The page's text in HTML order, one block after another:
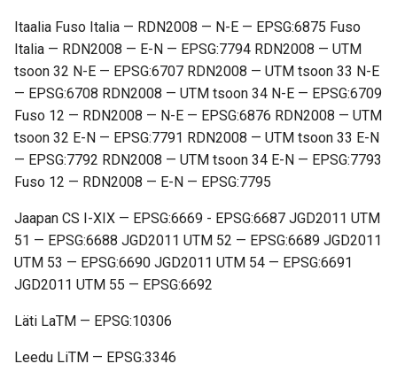
Itaalia Fuso Italia — RDN2008 — N-E — EPSG:6875 Fuso
Italia — RDN2008 — E-N — EPSG:7794 RDN2008 — UTM
tsoon 32 N-E — EPSG:6707 RDN2008 — UTM tsoon 33 N-E
— EPSG:6708 RDN2008 — UTM tsoon 34 N-E — EPSG:6709
Fuso 12 — RDN2008 — N-E — EPSG:6876 RDN2008 — UTM
tsoon 32 E-N — EPSG:7791 RDN2008 — UTM tsoon 33 E-N
— EPSG:7792 RDN2008 — UTM tsoon 34 E-N — EPSG:7793
Fuso 12 — RDN2008 — E-N — EPSG:7795
Jaapan CS I-XIX — EPSG:6669 - EPSG:6687 JGD2011 UTM
51 — EPSG:6688 JGD2011 UTM 52 — EPSG:6689 JGD2011
UTM 53 — EPSG:6690 JGD2011 UTM 54 — EPSG:6691
JGD2011 UTM 55 — EPSG:6692
Läti LaTM — EPSG:10306
Leedu LiTM — EPSG:3346